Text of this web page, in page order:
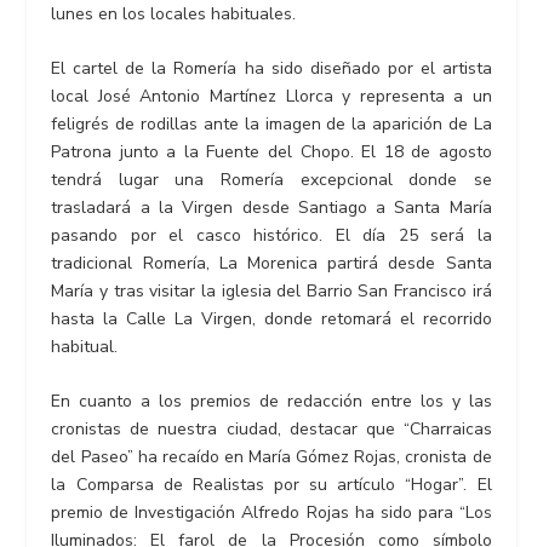
lunes en los locales habituales.
El cartel de la Romería ha sido diseñado por el artista
local José Antonio Martínez Llorca y representa a un
feligrés de rodillas ante la imagen de la aparición de La
Patrona junto a la Fuente del Chopo. El 18 de agosto
tendrá lugar una Romería excepcional donde se
trasladará a la Virgen desde Santiago a Santa María
pasando por el casco histórico. El día 25 será la
tradicional Romería, La Morenica partirá desde Santa
María y tras visitar la iglesia del Barrio San Francisco irá
hasta la Calle La Virgen, donde retomará el recorrido
habitual.
En cuanto a los premios de redacción entre los y las
cronistas de nuestra ciudad, destacar que “Charraicas
del Paseo” ha recaído en María Gómez Rojas, cronista de
la Comparsa de Realistas por su artículo “Hogar”. El
premio de Investigación Alfredo Rojas ha sido para “Los
Iluminados: El farol de la Procesión como símbolo